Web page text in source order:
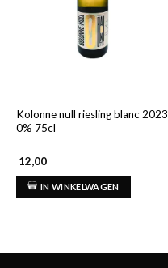
Kolonne null riesling blanc 2023
0% 75cl
12,00
IN WINKELWAGEN